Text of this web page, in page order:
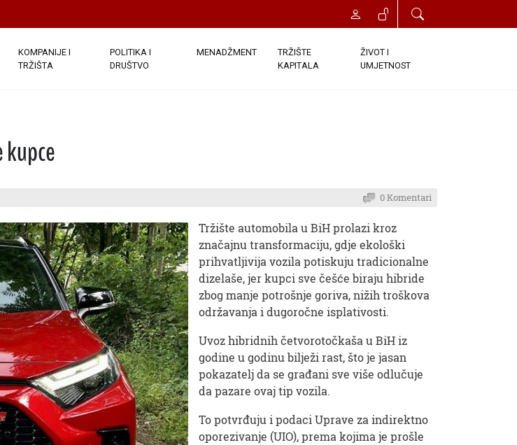
KOMPANIJE I
TRŽIŠTA
POLITIKA I
DRUŠTVO
MENADŽMENT
TRŽIŠTE
KAPITALA
ŽIVOT I
UMJETNOST
0 Komentari
Tržište automobila u BiH prolazi kroz
značajnu transformaciju, gdje ekološki
prihvatljivija vozila potiskuju tradicionalne
dizelaše, jer kupci sve češće biraju hibride
zbog manje potrošnje goriva, nižih troškova
održavanja i dugoročne isplativosti.
Uvoz hibridnih četvorotočkaša u BiH iz
godine u godinu bilježi rast, što je jasan
pokazatelj da se građani sve više odlučuje
da pazare ovaj tip vozila.
To potvrđuju i podaci Uprave za indirektno
oporezivanje (UIO), prema kojima je prošle